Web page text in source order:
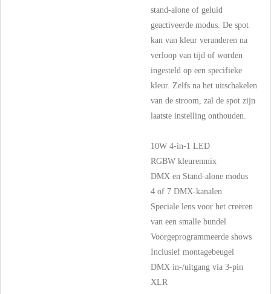
stand-alone of geluid
geactiveerde modus. De spot
kan van kleur veranderen na
verloop van tijd of worden
ingesteld op een specifieke
kleur. Zelfs na het uitschakelen
van de stroom, zal de spot zijn
laatste instelling onthouden.
10W 4-in-1 LED
RGBW kleurenmix
DMX en Stand-alone modus
4 of 7 DMX-kanalen
Speciale lens voor het creëren
van een smalle bundel
Voorgeprogrammeerde shows
Inclusief montagebeugel
DMX in-/uitgang via 3-pin
XLR